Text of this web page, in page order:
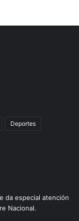
Deportes
da especial atención
Nacional.